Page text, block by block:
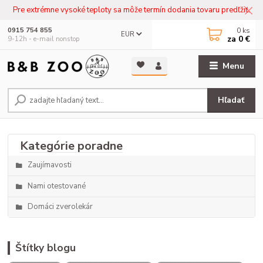
Pre extrémne vysoké teploty sa môže termín dodania tovaru predľžiť.
Menu
EUR
Hľadať
0915 754 855
9-12h - e-mail nonstop
0 ks
za 0 €
Zaujímavosti
Nami otestované
Domáci zverolekár
Štítky blogu